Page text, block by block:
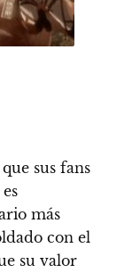
sus fans
es
más
con el
su valor